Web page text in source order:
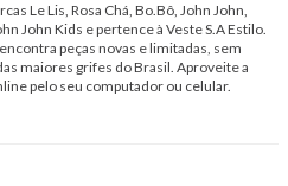
Le Lis, Rosa Chá, Bo.Bô, John John,
John Kids e pertence à Veste S.A Estilo.
peças novas e limitadas, sem
maiores grifes do Brasil. Aproveite a
pelo seu computador ou celular.